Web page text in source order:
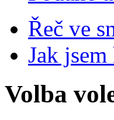
Řeč ve
Jak
Volba